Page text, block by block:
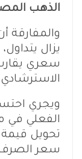
الذهب
والمفارقة
يزال
الفعلي في
تحويل قيمة
سعر